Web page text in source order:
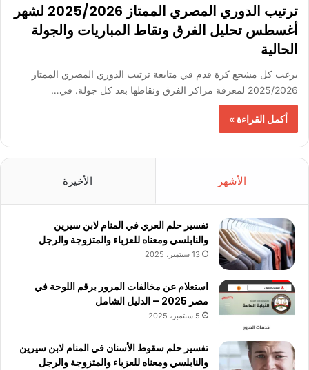
ترتيب الدوري المصري الممتاز 2025/2026 لشهر
أغسطس تحليل الفرق ونقاط المباريات والجولة
الحالية
يرغب كل مشجع كرة قدم في متابعة ترتيب الدوري المصري الممتاز
2025/2026 لمعرفة مراكز الفرق ونقاطها بعد كل جولة. في…
أكمل القراءة »
الأشهر الأخيرة
تفسير حلم العري في المنام لابن سيرين
والنابلسي ومعناه للعزباء والمتزوجة والرجل
13 سبتمبر، 2025
استعلام عن مخالفات المرور برقم اللوحة في
مصر 2025 – الدليل الشامل
5 سبتمبر، 2025
تفسير حلم سقوط الأسنان في المنام لابن سيرين
والنابلسي ومعناه للعزباء والمتزوجة والرجل